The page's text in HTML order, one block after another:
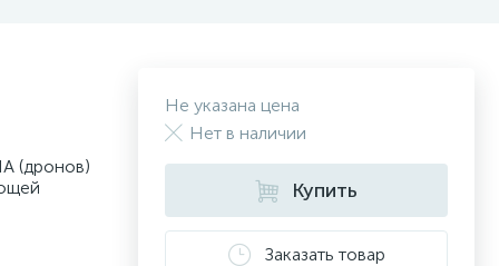
(дронов)
Не указана цена
Нет в наличии
Купить
Заказать товар